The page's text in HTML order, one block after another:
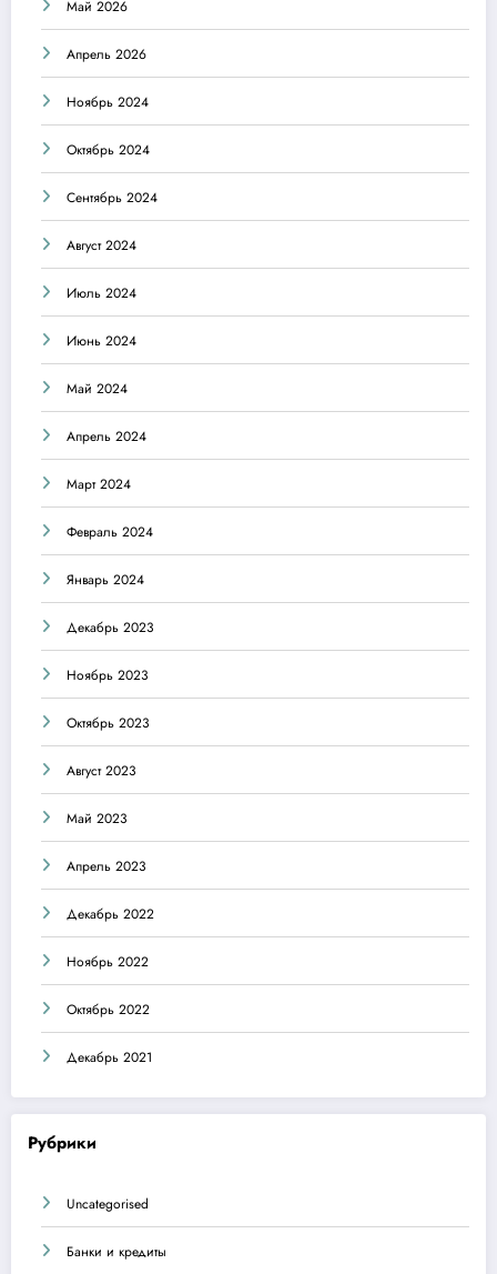
Май 2026
Апрель 2026
Ноябрь 2024
Октябрь 2024
Сентябрь 2024
Август 2024
Июль 2024
Июнь 2024
Май 2024
Апрель 2024
Март 2024
Февраль 2024
Январь 2024
Декабрь 2023
Ноябрь 2023
Октябрь 2023
Август 2023
Май 2023
Апрель 2023
Декабрь 2022
Ноябрь 2022
Октябрь 2022
Декабрь 2021
Рубрики
Uncategorised
Банки и кредиты